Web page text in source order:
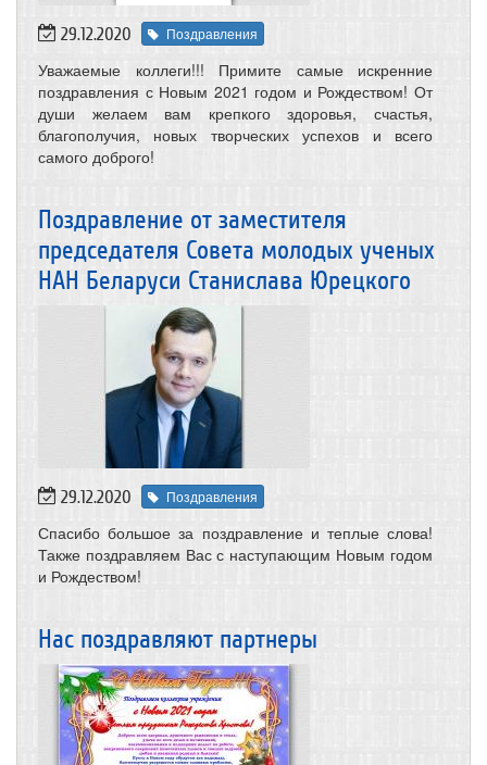
29.12.2020 Поздравления
Уважаемые коллеги!!! Примите самые искренние
поздравления с Новым 2021 годом и Рождеством! От
души желаем вам крепкого здоровья, счастья,
благополучия, новых творческих успехов и всего
самого доброго!
Поздравление от заместителя
председателя Совета молодых ученых
НАН Беларуси Станислава Юрецкого
29.12.2020 Поздравления
Спасибо большое за поздравление и теплые слова!
Также поздравляем Вас с наступающим Новым годом
и Рождеством!
Нас поздравляют партнеры